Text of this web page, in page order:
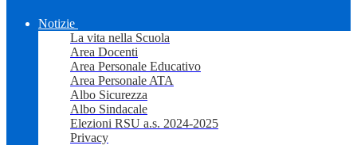
Notizie
La vita nella Scuola
Area Docenti
Area Personale Educativo
Area Personale ATA
Albo Sicurezza
Albo Sindacale
Elezioni RSU a.s. 2024-2025
Privacy